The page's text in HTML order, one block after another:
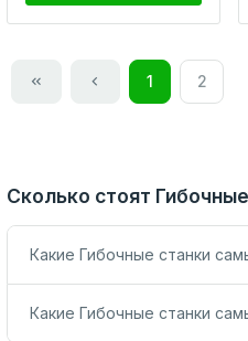
1 2
Сколько стоят
Какие Гибочные станки
Какие Гибочные станки